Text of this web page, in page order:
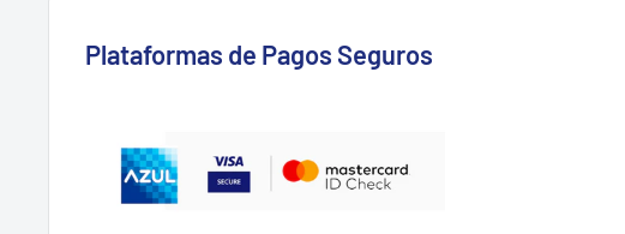
Plataformas de Pagos Seguros